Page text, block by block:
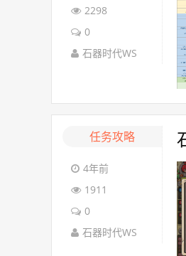
2298
0
石器时代WS
任务攻略
4年前
1911
0
石器时代WS